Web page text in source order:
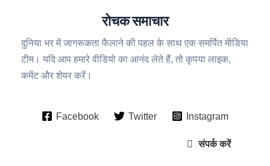
रोचक समाचार
दुनिया भर में जागरूकता फैलाने की पहल के साथ एक समर्पित मीडिया
टीम। यदि आप हमारे वीडियो का आनंद लेते हैं, तो कृपया लाइक,
कमेंट और शेयर करें।
Facebook Twitter Instagram
संपर्क करें